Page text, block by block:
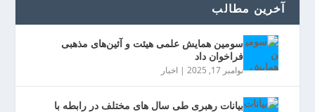
آخرین مطالب
سومین همایش علمی هیئت و آئین‌های مذهبی
فراخوان داد
نوامبر 17, 2025 |اخبار
بیانات رهبری طی سال های مختلف در رابطه با